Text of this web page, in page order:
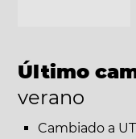
Último
verano
Cambiado a